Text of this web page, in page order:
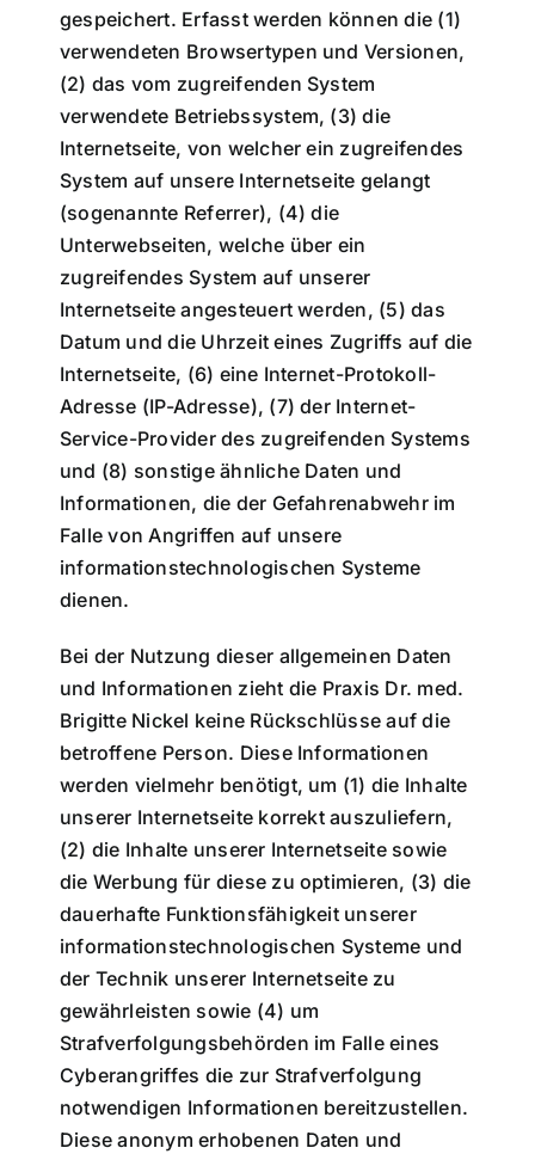
gespeichert. Erfasst werden können die (1)
verwendeten Browsertypen und Versionen,
(2) das vom zugreifenden System
verwendete Betriebssystem, (3) die
Internetseite, von welcher ein zugreifendes
System auf unsere Internetseite gelangt
(sogenannte Referrer), (4) die
Unterwebseiten, welche über ein
zugreifendes System auf unserer
Internetseite angesteuert werden, (5) das
Datum und die Uhrzeit eines Zugriffs auf die
Internetseite, (6) eine Internet-Protokoll-
Adresse (IP-Adresse), (7) der Internet-
Service-Provider des zugreifenden Systems
und (8) sonstige ähnliche Daten und
Informationen, die der Gefahrenabwehr im
Falle von Angriffen auf unsere
informationstechnologischen Systeme
dienen.
Bei der Nutzung dieser allgemeinen Daten
und Informationen zieht die Praxis Dr. med.
Brigitte Nickel keine Rückschlüsse auf die
betroffene Person. Diese Informationen
werden vielmehr benötigt, um (1) die Inhalte
unserer Internetseite korrekt auszuliefern,
(2) die Inhalte unserer Internetseite sowie
die Werbung für diese zu optimieren, (3) die
dauerhafte Funktionsfähigkeit unserer
informationstechnologischen Systeme und
der Technik unserer Internetseite zu
gewährleisten sowie (4) um
Strafverfolgungsbehörden im Falle eines
Cyberangriffes die zur Strafverfolgung
notwendigen Informationen bereitzustellen.
Diese anonym erhobenen Daten und